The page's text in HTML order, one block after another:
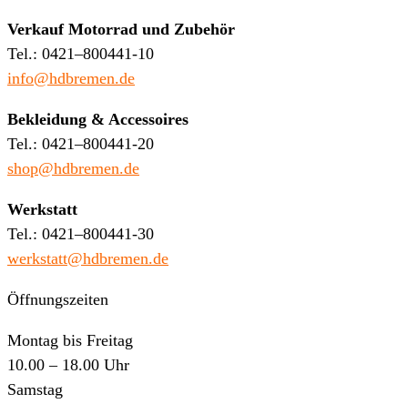
Verkauf Motorrad und Zubehör
Tel.: 0421–800441-10
info@hdbremen.de
Bekleidung & Accessoires
Tel.: 0421–800441-20
shop@hdbremen.de
Werkstatt
Tel.: 0421–800441-30
werkstatt@hdbremen.de
Öffnungszeiten
Montag bis Freitag
10.00 – 18.00 Uhr
Samstag